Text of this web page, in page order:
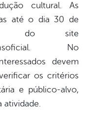
cultural. As
até o dia 30 de
do site
No
devem
os critérios
e público-alvo,
atividade.